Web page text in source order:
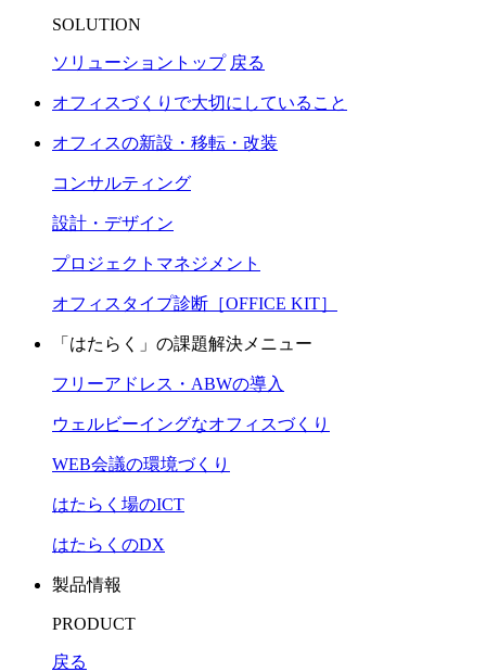
SOLUTION
ソリューショントップ 戻る
オフィスづくりで大切にしていること
オフィスの新設・移転・改装
コンサルティング
設計・デザイン
プロジェクトマネジメント
オフィスタイプ診断［OFFICE KIT］
「はたらく」の課題解決メニュー
フリーアドレス・ABWの導入
ウェルビーイングなオフィスづくり
WEB会議の環境づくり
はたらく場のICT
はたらくのDX
製品情報
PRODUCT
戻る